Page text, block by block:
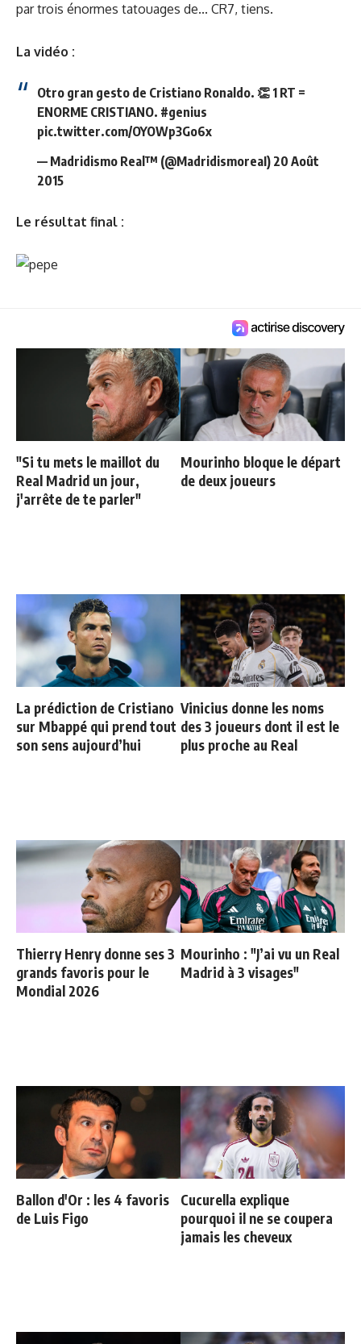
par trois énormes tatouages de... CR7, tiens.
La vidéo :
Otro gran gesto de Cristiano Ronaldo. 👏 1 RT =
ENORME CRISTIANO. #genius
pic.twitter.com/OYOWp3Go6x
— Madridismo Real™ (@MadridismoreaI) 20 Août
2015
Le résultat final :
"Si tu mets le maillot du
Real Madrid un jour,
j'arrête de te parler"
Mourinho bloque le départ
de deux joueurs
La prédiction de Cristiano
sur Mbappé qui prend tout
son sens aujourd’hui
Vinicius donne les noms
des 3 joueurs dont il est le
plus proche au Real
Thierry Henry donne ses 3
grands favoris pour le
Mondial 2026
Mourinho : "J’ai vu un Real
Madrid à 3 visages"
Ballon d'Or : les 4 favoris
de Luis Figo
Cucurella explique
pourquoi il ne se coupera
jamais les cheveux